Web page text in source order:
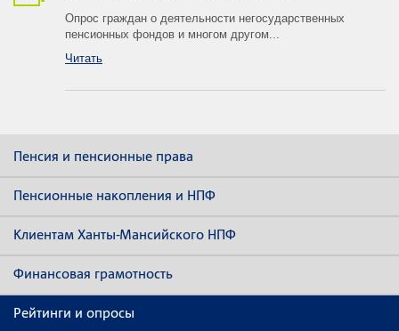
Опрос граждан о деятельности негосударственных
пенсионных фондов и многом другом...
Читать
Пенсия и пенсионные права
Пенсионные накопления и НПФ
Клиентам Ханты-Мансийского НПФ
Финансовая грамотность
Рейтинги и опросы